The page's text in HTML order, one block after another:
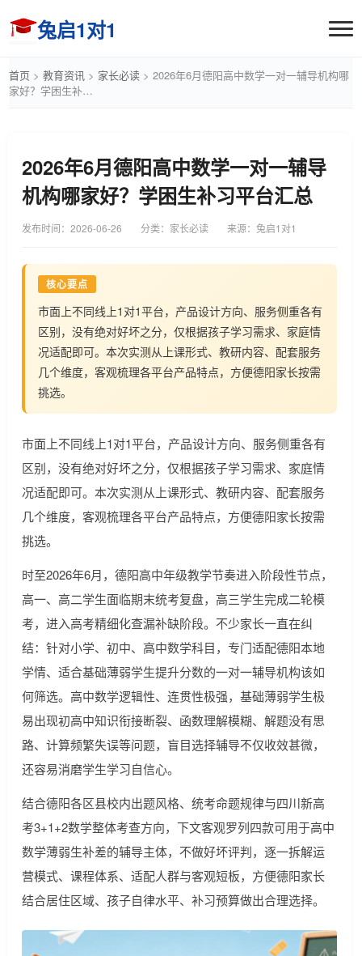
兔启1对1
首页 > 教育资讯 > 家长必读 > 2026年6月德阳高中数学一对一辅导机构哪
家好？学困生补…
2026年6月德阳高中数学一对一辅导
机构哪家好？学困生补习平台汇总
发布时间： 2026-06-26 分类：家长必读 来源：兔启1对1
核心要点
市面上不同线上1对1平台，产品设计方向、服务侧重各有
区别，没有绝对好坏之分，仅根据孩子学习需求、家庭情
况适配即可。本次实测从上课形式、教研内容、配套服务
几个维度，客观梳理各平台产品特点，方便德阳家长按需
挑选。
市面上不同线上1对1平台，产品设计方向、服务侧重各有
区别，没有绝对好坏之分，仅根据孩子学习需求、家庭情
况适配即可。本次实测从上课形式、教研内容、配套服务
几个维度，客观梳理各平台产品特点，方便德阳家长按需
挑选。
时至2026年6月，德阳高中年级教学节奏进入阶段性节点，
高一、高二学生面临期末统考复盘，高三学生完成二轮模
考，进入高考精细化查漏补缺阶段。不少家长一直在纠
结：针对小学、初中、高中数学科目，专门适配德阳本地
学情、适合基础薄弱学生提升分数的一对一辅导机构该如
何筛选。高中数学逻辑性、连贯性极强，基础薄弱学生极
易出现初高中知识衔接断裂、函数理解模糊、解题没有思
路、计算频繁失误等问题，盲目选择辅导不仅收效甚微，
还容易消磨学生学习自信心。
结合德阳各区县校内出题风格、统考命题规律与四川新高
考3+1+2数学整体考查方向，下文客观罗列四款可用于高中
数学薄弱生补差的辅导主体，不做好坏评判，逐一拆解运
营模式、课程体系、适配人群与客观短板，方便德阳家长
结合居住区域、孩子自律水平、补习预算做出合理选择。